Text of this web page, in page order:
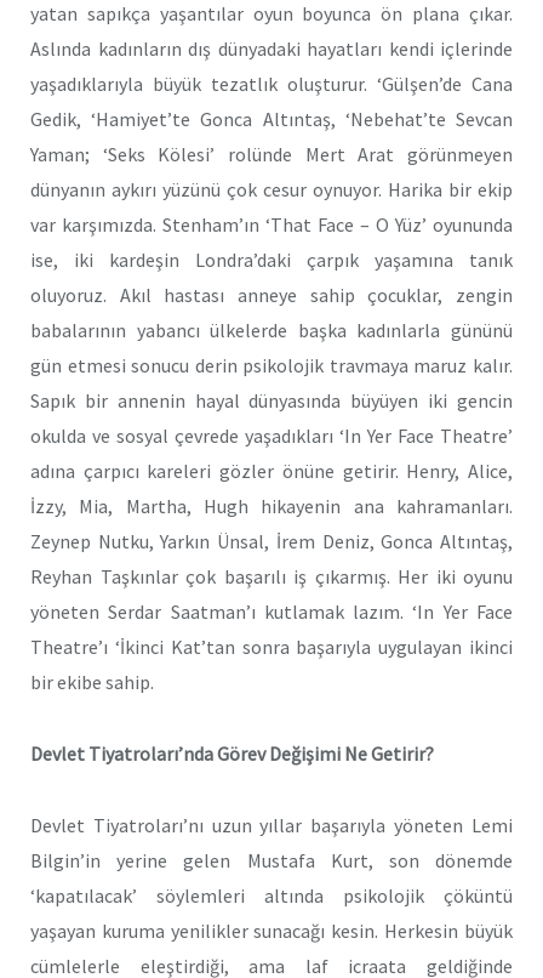
yatan sapıkça yaşantılar oyun boyunca ön plana çıkar.
Aslında kadınların dış dünyadaki hayatları kendi içlerinde
yaşadıklarıyla büyük tezatlık oluşturur. ‘Gülşen’de Cana
Gedik, ‘Hamiyet’te Gonca Altıntaş, ‘Nebehat’te Sevcan
Yaman; ‘Seks Kölesi’ rolünde Mert Arat görünmeyen
dünyanın aykırı yüzünü çok cesur oynuyor. Harika bir ekip
var karşımızda. Stenham’ın ‘That Face – O Yüz’ oyununda
ise, iki kardeşin Londra’daki çarpık yaşamına tanık
oluyoruz. Akıl hastası anneye sahip çocuklar, zengin
babalarının yabancı ülkelerde başka kadınlarla gününü
gün etmesi sonucu derin psikolojik travmaya maruz kalır.
Sapık bir annenin hayal dünyasında büyüyen iki gencin
okulda ve sosyal çevrede yaşadıkları ‘In Yer Face Theatre’
adına çarpıcı kareleri gözler önüne getirir. Henry, Alice,
İzzy, Mia, Martha, Hugh hikayenin ana kahramanları.
Zeynep Nutku, Yarkın Ünsal, İrem Deniz, Gonca Altıntaş,
Reyhan Taşkınlar çok başarılı iş çıkarmış. Her iki oyunu
yöneten Serdar Saatman’ı kutlamak lazım. ‘In Yer Face
Theatre’ı ‘İkinci Kat’tan sonra başarıyla uygulayan ikinci
bir ekibe sahip.
Devlet Tiyatroları’nda Görev Değişimi Ne Getirir?
Devlet Tiyatroları’nı uzun yıllar başarıyla yöneten Lemi
Bilgin’in yerine gelen Mustafa Kurt, son dönemde
‘kapatılacak’ söylemleri altında psikolojik çöküntü
yaşayan kuruma yenilikler sunacağı kesin. Herkesin büyük
cümlelerle eleştirdiği, ama laf icraata geldiğinde